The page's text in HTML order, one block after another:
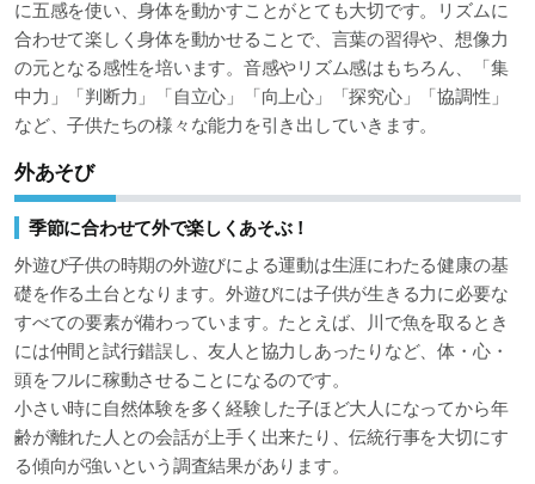
に五感を使い、身体を動かすことがとても大切です。リズムに
合わせて楽しく身体を動かせることで、言葉の習得や、想像力
の元となる感性を培います。音感やリズム感はもちろん、「集
中力」「判断力」「自立心」「向上心」「探究心」「協調性」
など、子供たちの様々な能力を引き出していきます。
外あそび
季節に合わせて外で楽しくあそぶ！
外遊び子供の時期の外遊びによる運動は生涯にわたる健康の基
礎を作る土台となります。外遊びには子供が生きる力に必要な
すべての要素が備わっています。たとえば、川で魚を取るとき
には仲間と試行錯誤し、友人と協力しあったりなど、体・心・
頭をフルに稼動させることになるのです。
小さい時に自然体験を多く経験した子ほど大人になってから年
齢が離れた人との会話が上手く出来たり、伝統行事を大切にす
る傾向が強いという調査結果があります。